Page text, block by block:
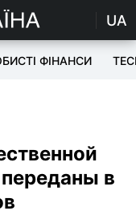
UA
ФІНАНСИ
в